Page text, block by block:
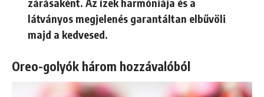
látványos megjelenés garantáltan elbűvöli
majd a kedvesed.
Oreo-golyók három hozzávalóból